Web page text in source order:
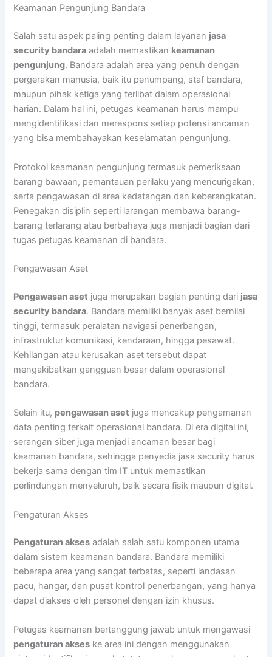
Keamanan Pengunjung Bandara
Salah satu aspek paling penting dalam layanan jasa
security bandara adalah memastikan keamanan
pengunjung. Bandara adalah area yang penuh dengan
pergerakan manusia, baik itu penumpang, staf bandara,
maupun pihak ketiga yang terlibat dalam operasional
harian. Dalam hal ini, petugas keamanan harus mampu
mengidentifikasi dan merespons setiap potensi ancaman
yang bisa membahayakan keselamatan pengunjung.
Protokol keamanan pengunjung termasuk pemeriksaan
barang bawaan, pemantauan perilaku yang mencurigakan,
serta pengawasan di area kedatangan dan keberangkatan.
Penegakan disiplin seperti larangan membawa barang-
barang terlarang atau berbahaya juga menjadi bagian dari
tugas petugas keamanan di bandara.
Pengawasan Aset
Pengawasan aset juga merupakan bagian penting dari jasa
security bandara. Bandara memiliki banyak aset bernilai
tinggi, termasuk peralatan navigasi penerbangan,
infrastruktur komunikasi, kendaraan, hingga pesawat.
Kehilangan atau kerusakan aset tersebut dapat
mengakibatkan gangguan besar dalam operasional
bandara.
Selain itu, pengawasan aset juga mencakup pengamanan
data penting terkait operasional bandara. Di era digital ini,
serangan siber juga menjadi ancaman besar bagi
keamanan bandara, sehingga penyedia jasa security harus
bekerja sama dengan tim IT untuk memastikan
perlindungan menyeluruh, baik secara fisik maupun digital.
Pengaturan Akses
Pengaturan akses adalah salah satu komponen utama
dalam sistem keamanan bandara. Bandara memiliki
beberapa area yang sangat terbatas, seperti landasan
pacu, hangar, dan pusat kontrol penerbangan, yang hanya
dapat diakses oleh personel dengan izin khusus.
Petugas keamanan bertanggung jawab untuk mengawasi
pengaturan akses ke area ini dengan menggunakan